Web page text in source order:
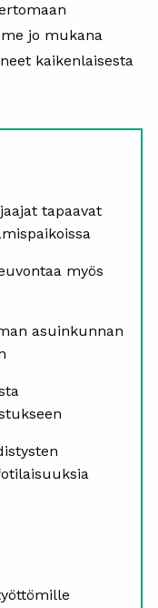
jo mukana
kaikenlaisesta
tapaavat
myös
asuinkunnan